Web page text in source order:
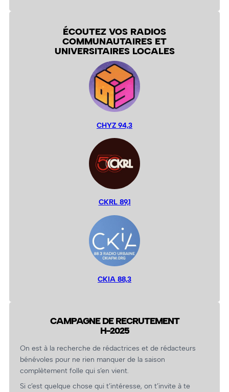
ÉCOUTEZ VOS RADIOS
COMMUNAUTAIRES ET
UNIVERSITAIRES LOCALES
CHYZ 94,3
CKRL 89,1
CKIA 88,3
CAMPAGNE DE RECRUTEMENT
H-2025
On est à la recherche de rédactrices et de rédacteurs
bénévoles pour ne rien manquer de la saison
complètement folle qui s’en vient.
Si c’est quelque chose qui t’intéresse, on t’invite à te